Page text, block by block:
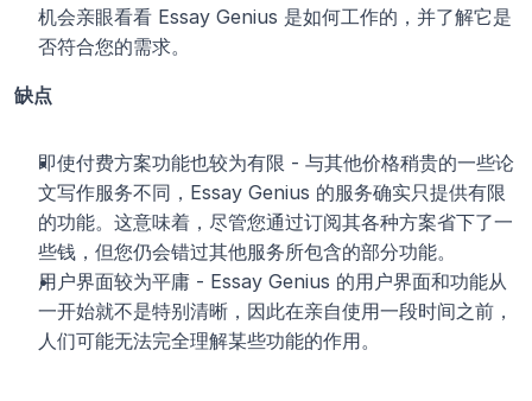
机会亲眼看看 Essay Genius 是如何工作的，并了解它是
否符合您的需求。
缺点
即使付费方案功能也较为有限 - 与其他价格稍贵的一些论
文写作服务不同，Essay Genius 的服务确实只提供有限
的功能。这意味着，尽管您通过订阅其各种方案省下了一
些钱，但您仍会错过其他服务所包含的部分功能。
用户界面较为平庸 - Essay Genius 的用户界面和功能从
一开始就不是特别清晰，因此在亲自使用一段时间之前，
人们可能无法完全理解某些功能的作用。